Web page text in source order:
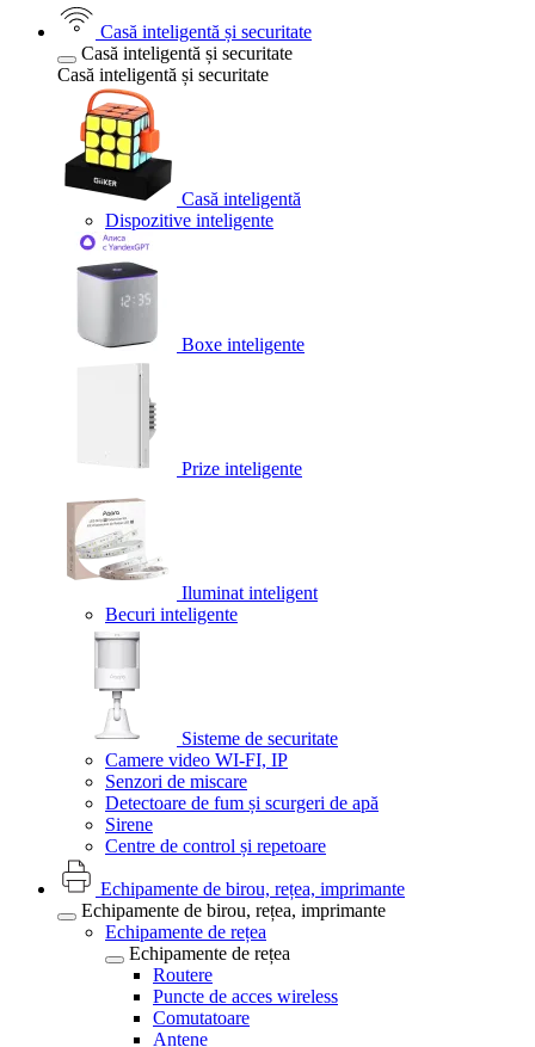
Casă inteligentă și securitate
Casă inteligentă și securitate
Casă inteligentă și securitate
Casă inteligentă
Dispozitive inteligente
Boxe inteligente
Prize inteligente
Iluminat inteligent
Becuri inteligente
Sisteme de securitate
Camere video WI-FI, IP
Senzori de miscare
Detectoare de fum și scurgeri de apă
Sirene
Centre de control și repetoare
Echipamente de birou, rețea, imprimante
Echipamente de birou, rețea, imprimante
Echipamente de rețea
Echipamente de rețea
Routere
Puncte de acces wireless
Comutatoare
Antene